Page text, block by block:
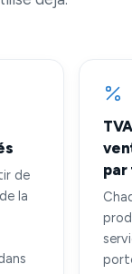
de
la
TVA
par